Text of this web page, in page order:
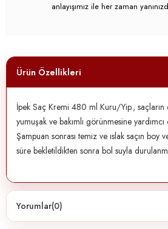
anlayışımız ile her zaman
Ürün Özellikleri
İpek Saç Kremi 480 ml Kuru/Yip., saçların
yumuşak ve bakımlı görünmesine
Şampuan sonrası temiz ve ıslak saçın boy
süre bekletildikten sonra bol suyla
Yorumlar(0)